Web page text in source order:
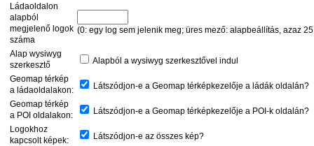
Ládaoldalon
alapból
megjelenő logok
száma
(0: egy log sem jelenik meg; üres mező: alapbeállítás, azaz
Alap wysiwyg
szerkesztő
Alapból a wysiwyg szerkesztővel indul
Geomap térkép
a ládaoldalakon:
Látszódjon-e a Geomap térképkezelője a ládák oldalán?
Geomap térkép
a POI oldalakon:
Látszódjon-e a Geomap térképkezelője a POI-k oldalán?
Logokhoz
kapcsolt képek:
Látszódjon-e az összes kép?